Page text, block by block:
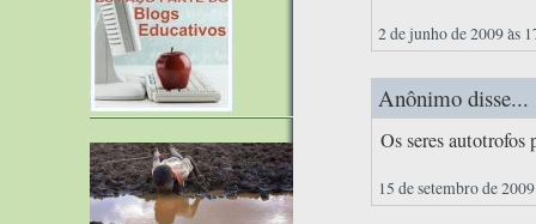
2 de junho de 2009 às
Anônimo disse...
Os seres autotrofos
15 de setembro de